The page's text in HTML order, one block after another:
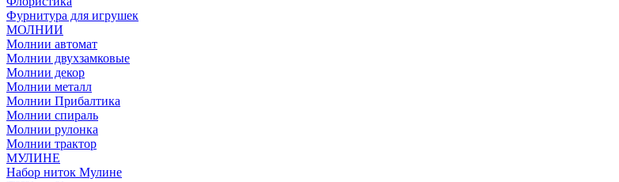
Фурнитура для игрушек
МОЛНИИ
Молнии автомат
Молнии двухзамковые
Молнии декор
Молнии металл
Молнии Прибалтика
Молнии спираль
Молнии рулонка
Молнии трактор
МУЛИНЕ
Набор ниток Мулине